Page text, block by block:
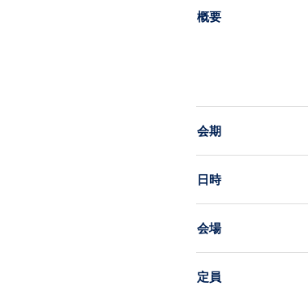
概要
会期
日時
会場
定員